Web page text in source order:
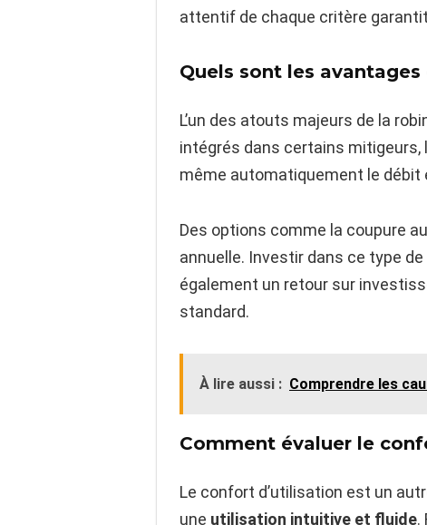
attentif de chaque critère
Quels sont les avantages
L’un des atouts majeurs de la
intégrés dans certains mitigeurs,
même automatiquement le débit
Des options comme la coupure
annuelle. Investir dans ce type
également un retour sur
standard.
À lire aussi : Comprendre les
Comment évaluer le
Le confort d’utilisation est un
une utilisation intuitive et fluide.